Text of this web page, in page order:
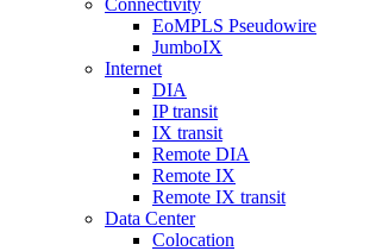
EoMPLS Pseudowire
JumboIX
Internet
DIA
IP transit
IX transit
Remote DIA
Remote IX
Remote IX transit
Data Center
Colocation